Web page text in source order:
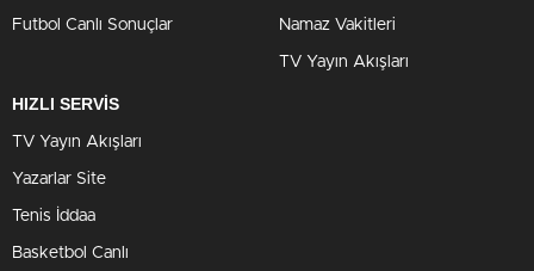
Futbol Canlı Sonuçlar Namaz Vakitleri
TV Yayın Akışları
HIZLI SERVİS
TV Yayın Akışları
Yazarlar Site
Tenis İddaa
Basketbol Canlı